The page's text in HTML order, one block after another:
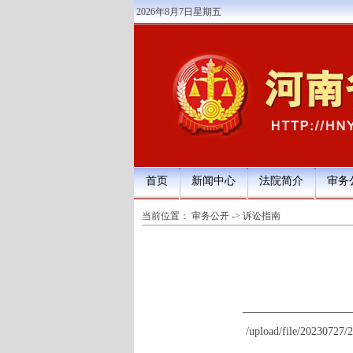
2026年8月7日星期五
首页 新闻中心 法院简介 审务
当前位置： 审务公开 -> 诉讼指南
/upload/file/20230727/